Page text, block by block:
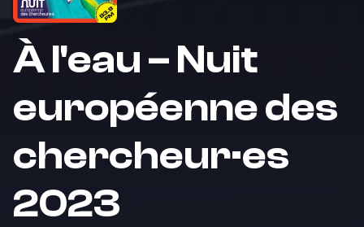
À l'eau – Nuit
européenne des
chercheur·es
2023